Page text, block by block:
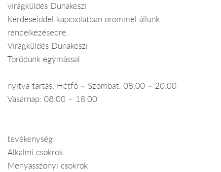
virágküldés Dunakeszi
Kérdéseiddel kapcsolatban örömmel állunk
rendelkezésedre.
Virágküldés Dunakeszi
Törődünk egymással
nyitva tartás: Hétfő – Szombat: 08.00 – 20:00
Vasárnap: 08:00 – 18.00
tevékenység:
Alkalmi csokrok
Menyasszonyi csokrok